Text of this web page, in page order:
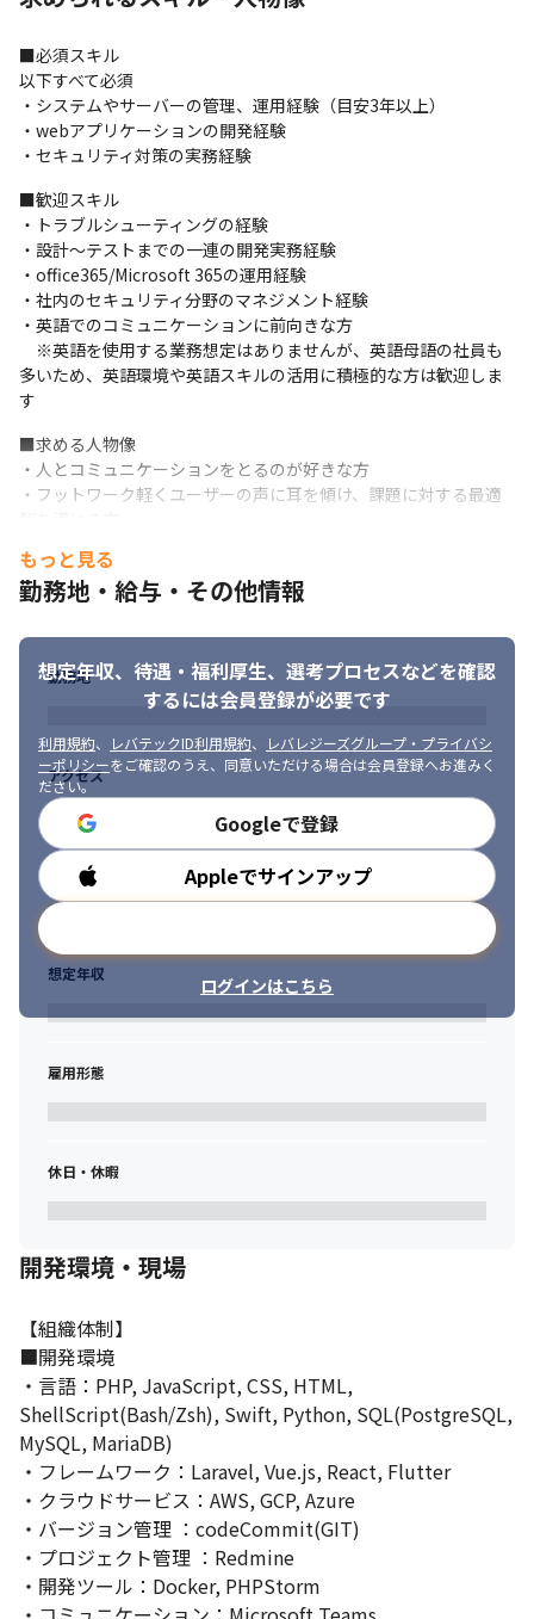
状況に応じてヘルプデスクとも連携し、優先順位を適切に判断し
ながらトラブル対応をする場合もあります。
内容によってはシステムの更改も必要です。より効率的かつ正確
な業務を行うための運用設計や業務改善も携わることができま
す。
ご入社後、まずはITチームの一員として上記業務に携わっていた
だきますが、ゆくゆくはプロジェクトマネージャーを目指せるな
ど、適性や志向に応じてキャリアパスも柔軟に選択可能です。
幅広く経験を積み、キャリアアップしていきたい方からのご応募
をお待ちしております！
【やりがい・魅力】
・個人プレーではなくチームで一丸となってやりきり、達成感を
・メンバーそれぞれの特性やスキルを尊重した、成長企業ならで
はのキャリアパスの柔軟性
・ユーザーとの距離が近く、感謝の声をダイレクトに受け取るこ
・未来への投資に関する教育という社会貢献性が高い事業に貢献
できる
・社員教育への積極投資も行なっているため、幅広く豊富な研修
■必須スキル
以下すべて必須
・システムやサーバーの管理、運用経験（目安3年以上）
・webアプリケーションの開発経験
・セキュリティ対策の実務経験
■歓迎スキル
・トラブルシューティングの経験
・設計〜テストまでの一連の開発実務経験
・office365/Microsoft 365の運用経験
・社内のセキュリティ分野のマネジメント経験
・英語でのコミュニケーションに前向きな方
※英語を使用する業務想定はありませんが、英語母語の社員も
多いため、英語環境や英語スキルの活用に積極的な方は歓迎しま
す
■求める人物像
・人とコミュニケーションをとるのが好きな方
・フットワーク軽くユーザーの声に耳を傾け、課題に対する最適
・業務範囲を定めず、役割を広げて成長していきたいという強い
意欲
もっと見る
勤務地・給与・その他情報
想定年収、待遇・福利厚生、 選考プロセスなどを確認
するには会員登録が必要です
利用規約、 レバテックID利用規約、
レバレジーズグループ・プライバシ
ーポリシーをご確認のうえ、同意いただける場合は会員登録へお進みく
ださい。
Googleで登録
Appleでサインアップ
ログインはこちら
勤務地
アクセス
勤務時間
想定年収
雇用形態
休日・休暇
開発環境・現場
【組織体制】
■開発環境
・言語：PHP, JavaScript, CSS, HTML,
ShellScript(Bash/Zsh), Swift, Python, SQL(PostgreSQL,
MySQL, MariaDB)
・フレームワーク：Laravel, Vue.js, React, Flutter
・クラウドサービス：AWS, GCP, Azure
・バージョン管理 ：codeCommit(GIT)
・プロジェクト管理 ：Redmine
・開発ツール：Docker, PHPStorm